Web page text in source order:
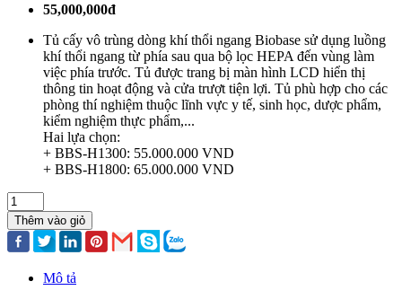
55,000,000đ
Tủ cấy vô trùng dòng khí thổi ngang Biobase sử dụng luồng
khí thổi ngang từ phía sau qua bộ lọc HEPA đến vùng làm
việc phía trước. Tủ được trang bị màn hình LCD hiển thị
thông tin hoạt động và cửa trượt tiện lợi. Tủ phù hợp cho các
phòng thí nghiệm thuộc lĩnh vực y tế, sinh học, dược phẩm,
kiểm nghiệm thực phẩm,...
Hai lựa chọn:
+ BBS-H1300: 55.000.000 VND
+ BBS-H1800: 65.000.000 VND
Thêm vào giỏ
Mô tả